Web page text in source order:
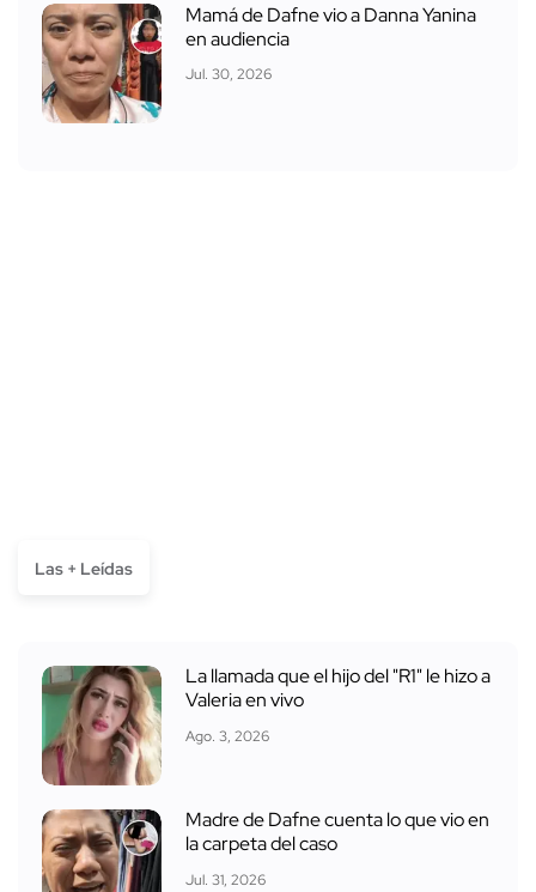
Mamá de Dafne vio a Danna Yanina
en audiencia
Jul. 30, 2026
Las + Leídas
La llamada que el hijo del "R1" le hizo a
Valeria en vivo
Ago. 3, 2026
Madre de Dafne cuenta lo que vio en
la carpeta del caso
Jul. 31, 2026